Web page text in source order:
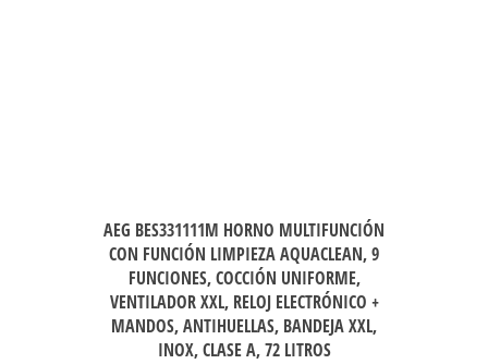
AEG BES331111M HORNO MULTIFUNCIÓN
CON FUNCIÓN LIMPIEZA AQUACLEAN, 9
FUNCIONES, COCCIÓN UNIFORME,
VENTILADOR XXL, RELOJ ELECTRÓNICO +
MANDOS, ANTIHUELLAS, BANDEJA XXL,
INOX, CLASE A, 72 LITROS